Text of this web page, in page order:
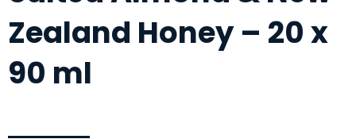
Zealand Honey – 20 x
90 ml